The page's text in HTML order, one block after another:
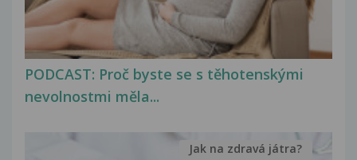
PODCAST: Proč byste se s těhotenskými
nevolnostmi měla...
Jak na zdravá játra?